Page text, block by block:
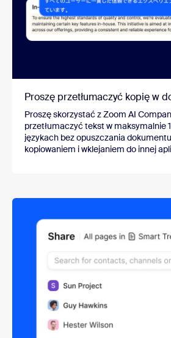
Proszę przetłumaczyć kopię w
Proszę skorzystać z Zoom AI
przetłumaczyć tekst w maksymalnie
językach bez opuszczania
kopiowaniem i wklejaniem do innej